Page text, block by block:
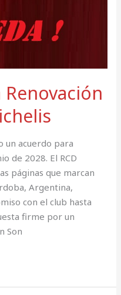
un acuerdo para
de 2028. El RCD
páginas que marcan
Argentina,
con el club hasta
firme por un
Son